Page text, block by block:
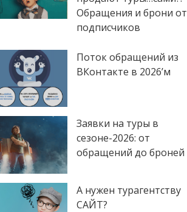
Обращения и брони от
подписчиков
Поток обращений из
ВКонтакте в 2026’м
Заявки на туры в
сезоне-2026: от
обращений до броней
А нужен турагентству
САЙТ?